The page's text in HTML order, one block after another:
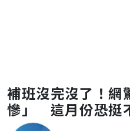
補班沒完沒了！網
慘」 這月份恐挺